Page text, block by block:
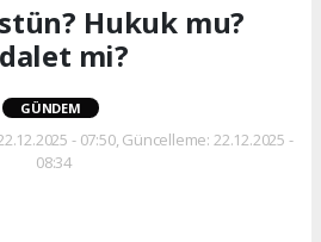
Hukuk mu?
mi?
GÜNDEM
- 07:50, Güncelleme: 22.12.2025 -
08:34